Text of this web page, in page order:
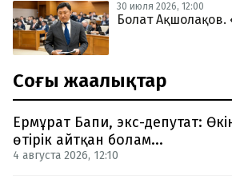
30 июля 2026, 12:00
Болат
Соңғы жаңалықтар
Ермұрат Бапи, экс-депутат:
өтірік айтқан болам...
4 августа 2026, 12:10